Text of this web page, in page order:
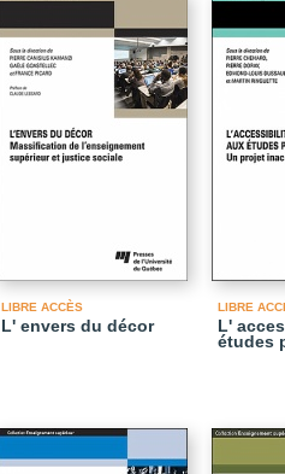
LIBRE ACCÈS
L' envers du décor
LIBRE
L'
études